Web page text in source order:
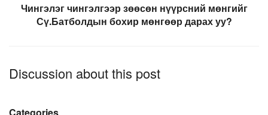
Чингэлэг чингэлгээр зөөсөн нүүрсний мөнгийг
Сү.Батболдын бохир мөнгөөр дарах уу?
Discussion about this post
Categories